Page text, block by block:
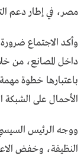
مصر، في إطار دعم
وأكد الاجتماع
داخل المصانع، من
باعتبارها خطوة
الأحمال على الشبكة
ووجه الرئيس
النظيفة، وخفض